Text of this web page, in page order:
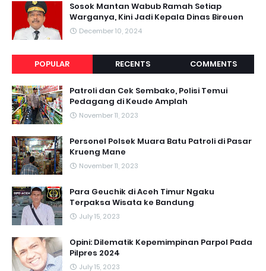
Sosok Mantan Wabub Ramah Setiap
Warganya, Kini Jadi Kepala Dinas Bireuen
December 10, 2024
POPULAR RECENTS COMMENTS
Patroli dan Cek Sembako, Polisi Temui
Pedagang di Keude Amplah
November 11, 2023
Personel Polsek Muara Batu Patroli di Pasar
Krueng Mane
November 11, 2023
Para Geuchik di Aceh Timur Ngaku
Terpaksa Wisata ke Bandung
July 15, 2023
Opini: Dilematik Kepemimpinan Parpol Pada
Pilpres 2024
July 15, 2023